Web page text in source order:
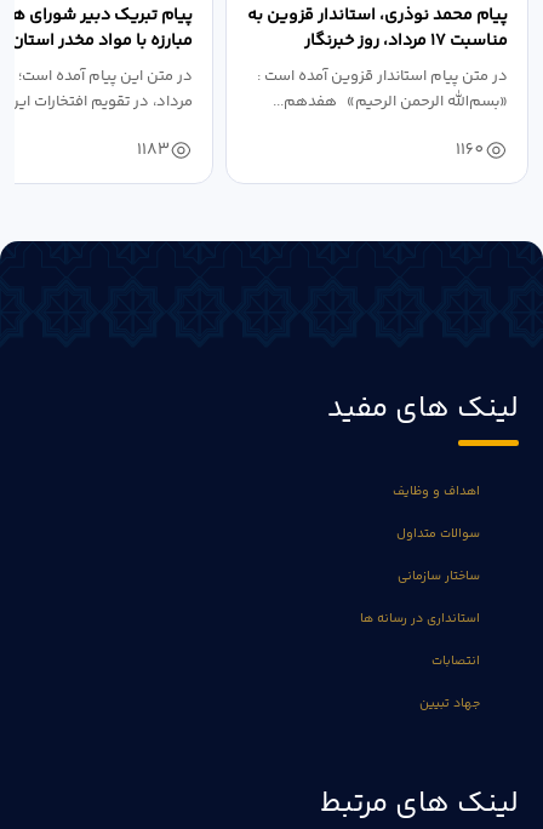
پیام محمد نوذری، استاندار قزوین به
مناسبت ۱۷ مرداد، روز خبرنگار
در متن پیام استاندار قزوین آمده است :
«بسم‌الله الرحمن الرحیم» هفدهم...
1160
پیام تبریک دبیر شورای
مبارزه با مواد مخدر استان
مناسبت روز خبرنگار...
در متن این پیام آمده
مرداد، در تقویم افتخارات
1183
لینک های مفید
اهداف و وظایف
سوالات متداول
ساختار سازمانی
استانداری در رسانه ها
انتصابات
جهاد تبیین
لینک های مرتبط